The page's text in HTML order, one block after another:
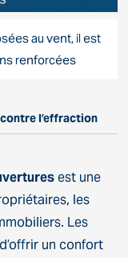
au vent, il est
renforcées
l’effraction
est une
les
Les
un confort